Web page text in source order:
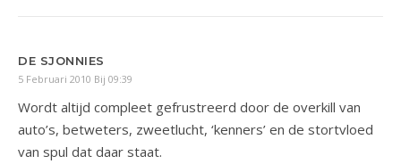
DE SJONNIES
5 Februari 2010 Bij 09:39
Wordt altijd compleet gefrustreerd door de overkill van
auto’s, betweters, zweetlucht, ‘kenners’ en de stortvloed
van spul dat daar staat.